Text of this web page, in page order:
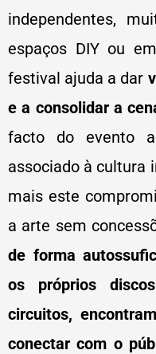
independentes,
espaços DIY ou
festival ajuda a dar
e a consolidar a
facto do evento
associado à cultura
mais este
a arte sem
de forma
os próprios
circuitos,
conectar com o